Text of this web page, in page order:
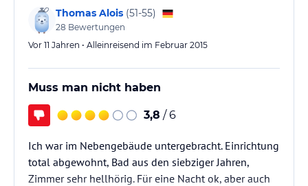
Thomas Alois (51-55)
28 Bewertungen
Vor 11 Jahren • Alleinreisend im Februar 2015
Muss man nicht haben
3,8 / 6
Ich war im Nebengebäude untergebracht. Einrichtung
total abgewohnt, Bad aus den siebziger Jahren,
Zimmer sehr hellhörig. Für eine Nacht ok, aber auch